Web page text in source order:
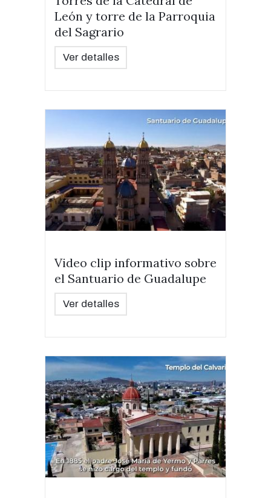
León y torre de la Parroquia
del Sagrario
Ver detalles
Video clip informativo sobre
el Santuario de Guadalupe
Ver detalles